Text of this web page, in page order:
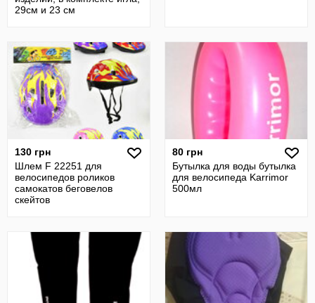
29см и 23 см
130 грн
Шлем F 22251 для
велосипедов роликов
самокатов беговелов
скейтов
80 грн
Бутылка для воды бутылка
для велосипеда Karrimor
500мл